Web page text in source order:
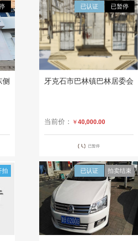
已暂停
已认证
牙克石市巴林镇巴林居委会
当前价： ￥ 40,000.00
已暂停
拍 拍卖结束
已认证